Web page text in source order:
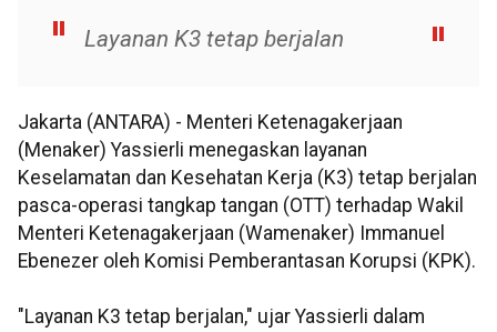
Layanan K3 tetap berjalan
Jakarta (ANTARA) - Menteri Ketenagakerjaan
(Menaker) Yassierli menegaskan layanan
Keselamatan dan Kesehatan Kerja (K3) tetap berjalan
pasca-operasi tangkap tangan (OTT) terhadap Wakil
Menteri Ketenagakerjaan (Wamenaker) Immanuel
Ebenezer oleh Komisi Pemberantasan Korupsi (KPK).
"Layanan K3 tetap berjalan," ujar Yassierli dalam